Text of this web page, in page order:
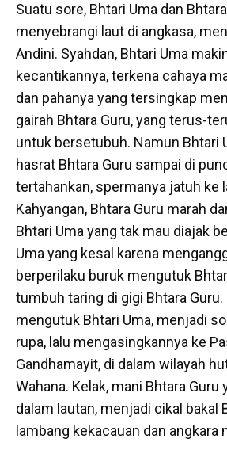
Suatu sore, Bhtari Uma dan
menyebrangi laut di angkasa,
Andini. Syahdan, Bhtari Uma
kecantikannya, terkena cahaya
dan pahanya yang tersingkap
gairah Bhtara Guru, yang terus-
untuk bersetubuh. Namun Bhtari
hasrat Bhtara Guru sampai di
tertahankan, spermanya jatuh ke
Kahyangan, Bhtara Guru marah
Bhtari Uma yang tak mau diajak
Uma yang kesal karena
berperilaku buruk mengutuk
tumbuh taring di gigi Bhtara Guru.
mengutuk Bhtari Uma, menjadi
rupa, lalu mengasingkannya ke
Gandhamayit, di dalam wilayah
Wahana. Kelak, mani Bhtara Guru
dalam lautan, menjadi cikal bakal
lambang kekacauan dan angkara